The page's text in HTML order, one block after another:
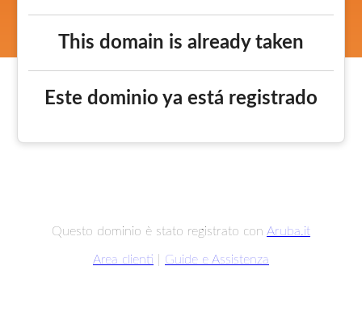
This domain is already taken
Este dominio ya está registrado
Questo dominio è stato registrato con Aruba.it
Area clienti Guide e Assistenza